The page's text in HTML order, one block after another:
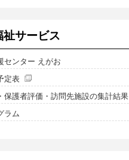
祉サービス
センター えがお
定表
保護者評価・訪問先施設の集計結果
ラム